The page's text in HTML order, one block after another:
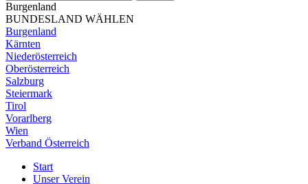
Burgenland
BUNDESLAND WÄHLEN
Burgenland
Kärnten
Niederösterreich
Oberösterreich
Salzburg
Steiermark
Tirol
Vorarlberg
Wien
Verband Österreich
Start
Unser Verein